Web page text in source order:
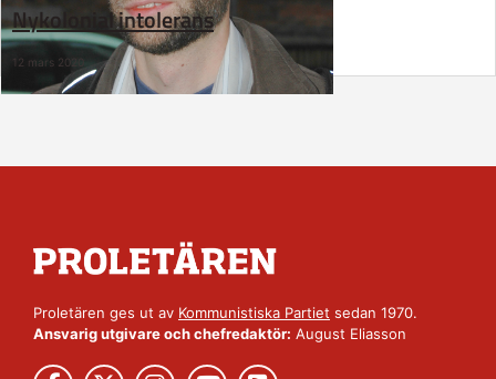
Nykolonial intolerans
12 mars 2020
Proletären ges ut av Kommunistiska Partiet sedan 1970.
Ansvarig utgivare och chefredaktör: August Eliasson